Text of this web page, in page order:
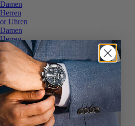
Damen
Herren
Uhren
Damen
Herren
Uhren
Damen
Herren
Damen
Herren
Damen
Herren